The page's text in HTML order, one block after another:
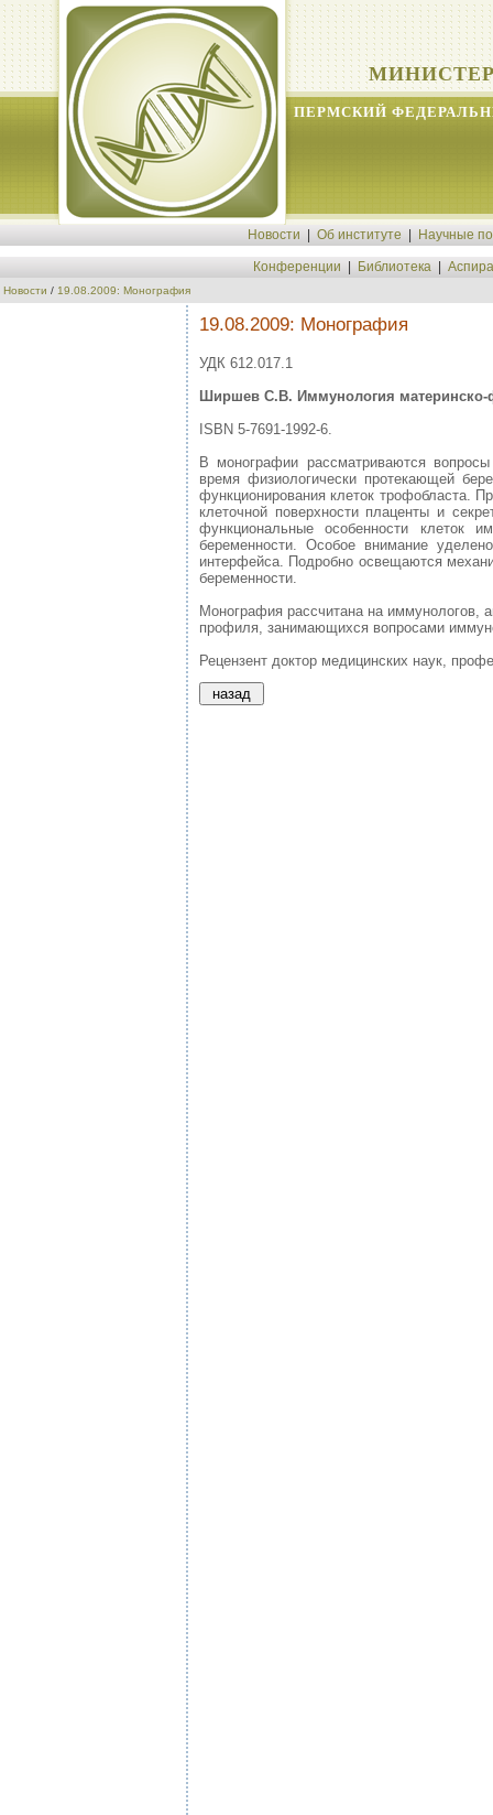
ПЕРМСКИЙ
Новости Об институте Научные
Конференции Библиотека
Новости / 19.08.2009: Монография
19.08.2009: Монография
УДК 612.017.1
Ширшев С.В. Иммунология материнско-
ISBN 5-7691-1992-6.
В монографии рассматриваются
время физиологически протекающей
функционирования клеток трофобласта.
клеточной поверхности плаценты и
функциональные особенности клеток
беременности. Особое внимание
интерфейса. Подробно освещаются
беременности.
Монография рассчитана на иммунологов,
профиля, занимающихся вопросами
Рецензент доктор медицинских наук,